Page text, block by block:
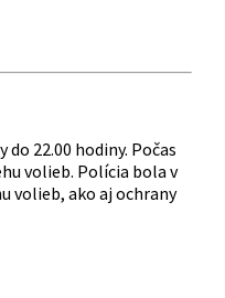
22.00 hodiny. Počas
volieb. Polícia bola v
volieb, ako aj ochrany